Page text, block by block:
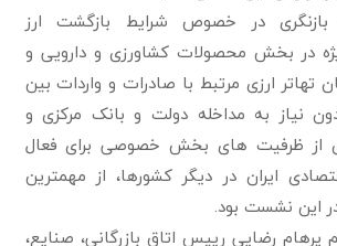
در خصوص شرایط بازگشت ارز
در بخش محصولات کشاورزی و دارویی و
تهاتر ارزی مرتبط با صادرات و واردات بین
نیاز به مداخله دولت و بانک مرکزی و
از ظرفیت های بخش خصوصی برای فعال
ایران در دیگر کشورها، از مهمترین
این نشست بود.
پرهام رضایی رییس اتاق بازرگانی، صنایع،